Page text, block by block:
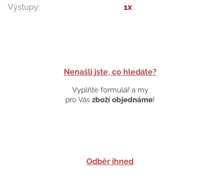
Nenašli jste, co hledáte?
Vyplňte formulář a my
pro Vás zboží objednáme!
Odběr ihned
Výstupy: 1x